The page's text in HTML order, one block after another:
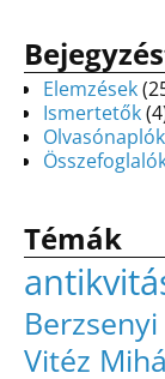
Elemzések
Ismertetők
Olvasónaplók
Témák
Vitéz